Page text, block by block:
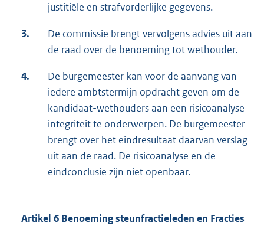
justitiële en strafvorderlijke gegevens.
3.
De commissie brengt vervolgens advies uit aan
de raad over de benoeming tot wethouder.
4.
De burgemeester kan voor de aanvang van
iedere ambtstermijn opdracht geven om de
kandidaat-wethouders aan een risicoanalyse
integriteit te onderwerpen. De burgemeester
brengt over het eindresultaat daarvan verslag
uit aan de raad. De risicoanalyse en de
eindconclusie zijn niet openbaar.
Artikel 6 Benoeming steunfractieleden en Fracties